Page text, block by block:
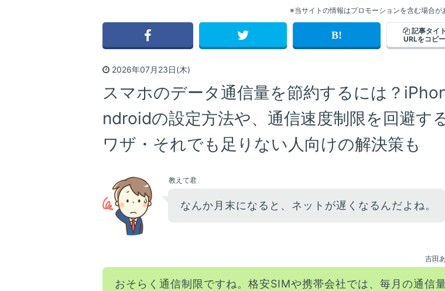
※当サイトの情報はプロモーションを含む場合が
記事タイ
URLをコピ
2026年07月23日(木)
スマホのデータ通信量を節約するには？
ndroidの設定方法や、通信速度制限を回避す
ワザ・それでも足りない人向けの解決策も
教えて君
なんか月末になると、ネットが遅くなるんだよね。
吉田
おそらく通信制限ですね。格安SIMや携帯会社では、毎月の通信